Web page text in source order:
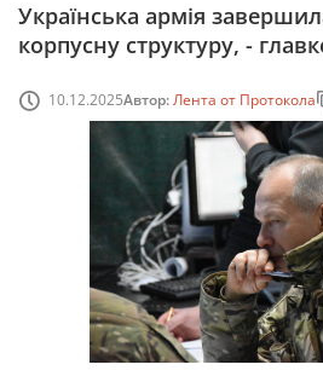
Українська армія
корпусну структуру, -
10.12.2025Автор:Лента от Протокола